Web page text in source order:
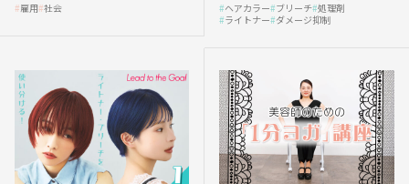
へ向かう社会的背景
雇用 社会 ヘアカラー ブリーチ 処理剤
ライトナー ダメージ抑制